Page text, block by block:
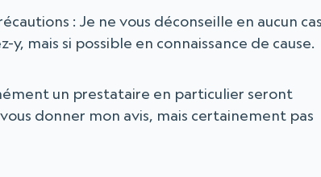
: Je ne vous déconseille en aucun
y, mais si possible en connaissance de cause.
un prestataire en particulier seront
donner mon avis, mais certainement pas